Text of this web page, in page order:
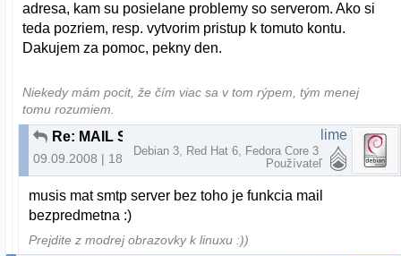
adresa, kam su posielane problemy so serverom. Ako si
teda pozriem, resp. vytvorim pristup k tomuto kontu.
Dakujem za pomoc, pekny den.
Niekedy mám pocit, že čím viac sa v tom rýpem, tým menej
tomu rozumiem.
Re: MAIL SERVER
09.09.2008 | 18:57
lime
Debian 3, Red Hat 6, Fedora Core 3
Používateľ
musis mat smtp server bez toho je funkcia mail
bezpredmetna :)
Prejdite z modrej obrazovky k linuxu :))